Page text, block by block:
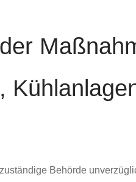
Behörde